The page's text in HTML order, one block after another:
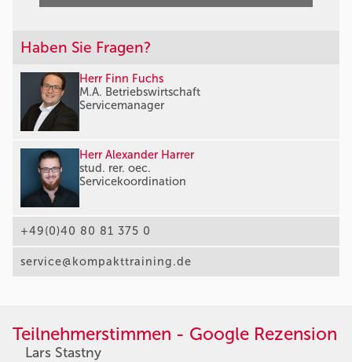
Haben Sie Fragen?
Herr Finn Fuchs
M.A. Betriebswirtschaft
Servicemanager
Herr Alexander Harrer
stud. rer. oec.
Servicekoordination
+49(0)40 80 81 375 0
service@kompakttraining.de
Teilnehmerstimmen - Google Rezension
Lars Stastny